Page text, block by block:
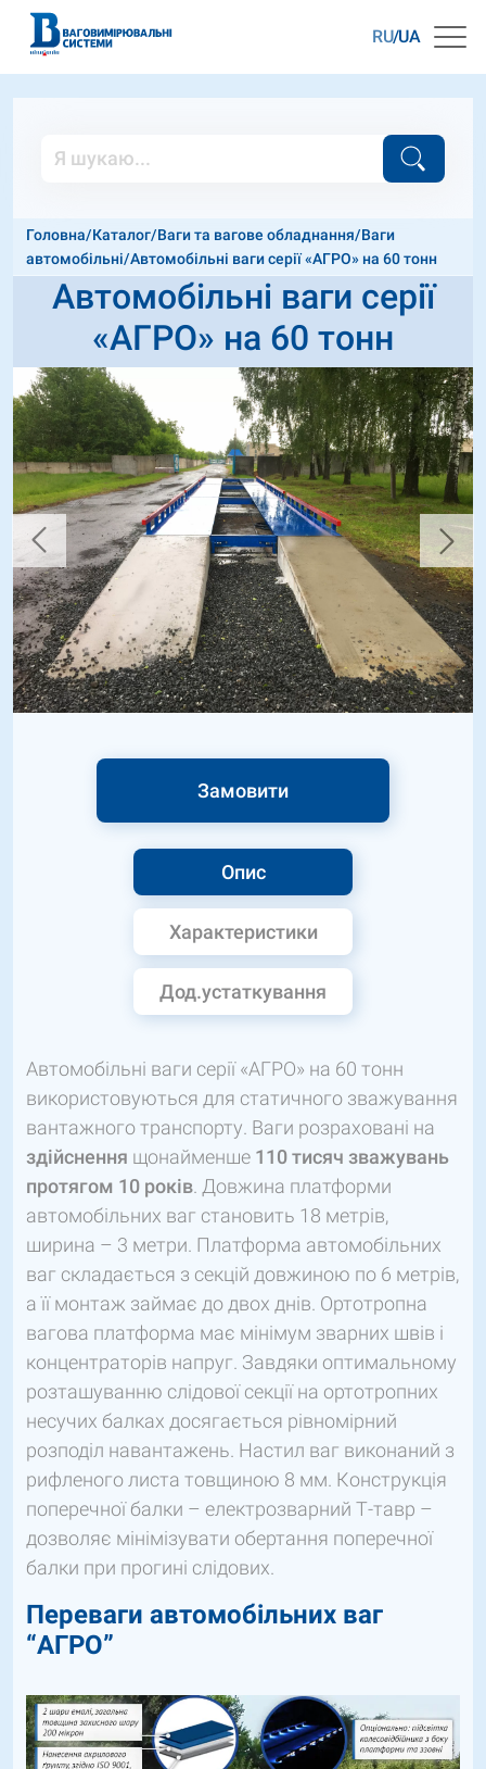
RU UA
Головна/Каталог/Ваги та вагове обладнання/Ваги
автомобільні/Автомобільні ваги серії «АГРО» на 60 тонн
Автомобільні ваги серії
«АГРО» на 60 тонн
Опис
Характеристики
Дод.устаткування
Замовити
Автомобільні ваги серії «АГРО» на 60 тонн
використовуються для статичного зважування
вантажного транспорту. Ваги розраховані на
здійснення щонайменше 110 тисяч зважувань
протягом 10 років . Довжина платформи
автомобільних ваг становить 18 метрів,
ширина – 3 метри. Платформа автомобільних
ваг складається з секцій довжиною по 6 метрів,
а її монтаж займає до двох днів. Ортотропна
вагова платформа має мінімум зварних швів і
концентраторів напруг. Завдяки оптимальному
розташуванню слідової секції на ортотропних
несучих балках досягається рівномірний
розподіл навантажень. Настил ваг виконаний з
рифленого листа товщиною 8 мм. Конструкція
поперечної балки – електрозварний Т-тавр –
дозволяє мінімізувати обертання поперечної
балки при прогині слідових.
Переваги автомобільних ваг
“АГРО”